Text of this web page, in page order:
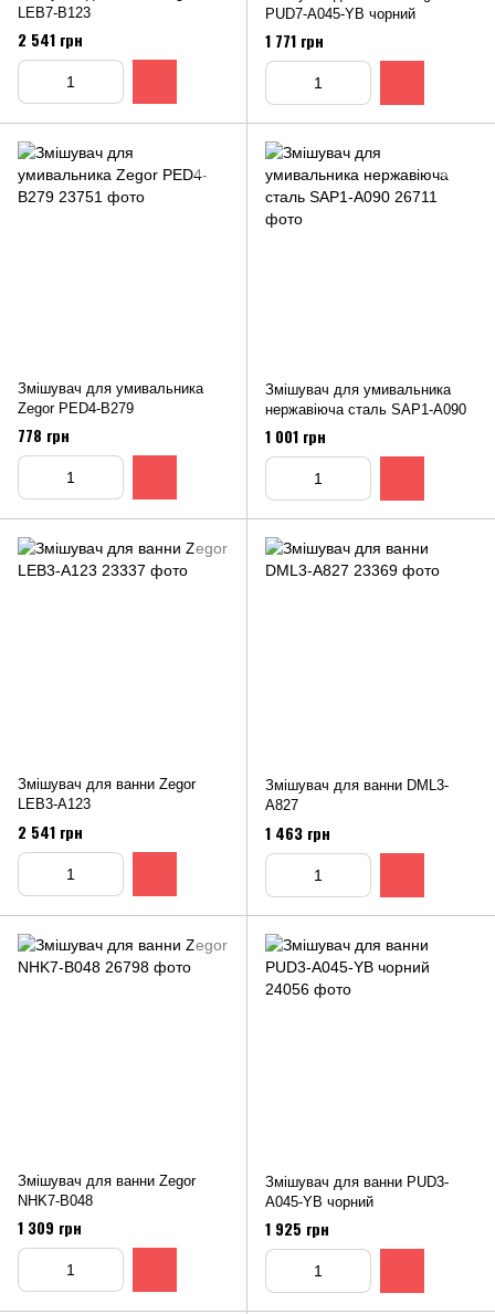
LEB7-B123
2 541 грн
PUD7-A045-YB чорний
1 771 грн
Змішувач для умивальника
Zegor PED4-B279
778 грн
Змішувач для умивальника
нержавіюча сталь SAP1-A090
1 001 грн
Змішувач для ванни Zegor
LEB3-A123
2 541 грн
Змішувач для ванни DML3-
A827
1 463 грн
Змішувач для ванни Zegor
NHK7-B048
1 309 грн
Змішувач для ванни PUD3-
A045-YВ чорний
1 925 грн